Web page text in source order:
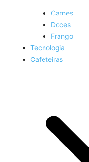
Carnes
Doces
Frango
Tecnologia
Cafeteiras